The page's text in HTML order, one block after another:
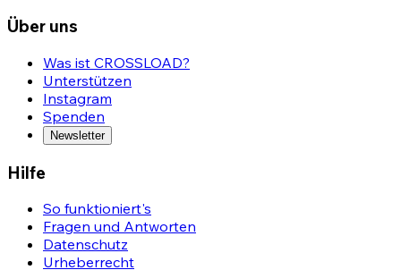
Über uns
Was ist CROSSLOAD?
Unterstützen
Instagram
Spenden
Newsletter
Hilfe
So funktioniert's
Fragen und Antworten
Datenschutz
Urheberrecht